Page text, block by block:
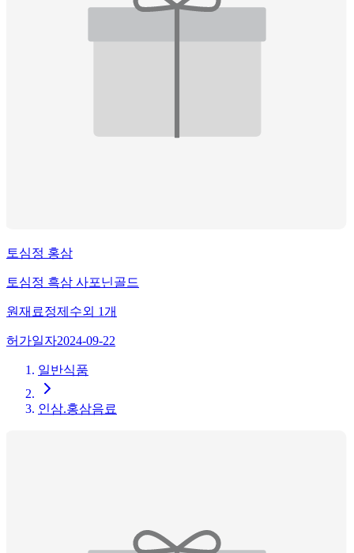
토심정 홍삼
토심정 흑삼 사포닌골드
원재료정제수외 1개
허가일자2024-09-22
일반식품
인삼.홍삼음료